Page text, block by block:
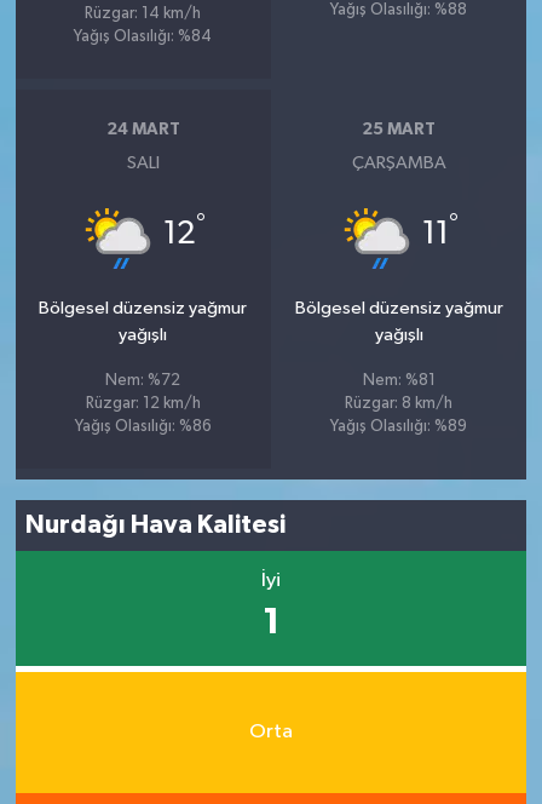
Rüzgar: 14 km/h
Yağış Olasılığı: %84
Yağış Olasılığı: %88
24 MART
SALI
12°
Bölgesel düzensiz yağmur
yağışlı
Nem: %72
Rüzgar: 12 km/h
Yağış Olasılığı: %86
25 MART
ÇARŞAMBA
11 °
Bölgesel düzensiz yağmur
yağışlı
Nem: %81
Rüzgar: 8 km/h
Yağış Olasılığı: %89
Nurdağı Hava Kalitesi
İyi
1
Orta